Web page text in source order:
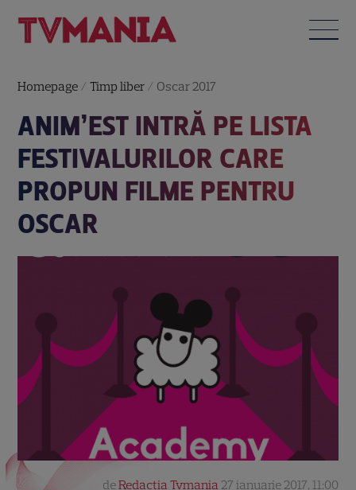
Homepage /Timp liber / Oscar 2017
ANIM’EST INTRĂ PE LISTA
FESTIVALURILOR CARE
PROPUN FILME PENTRU
OSCAR
deRedactia Tvmania 27 ianuarie 2017, 11:00